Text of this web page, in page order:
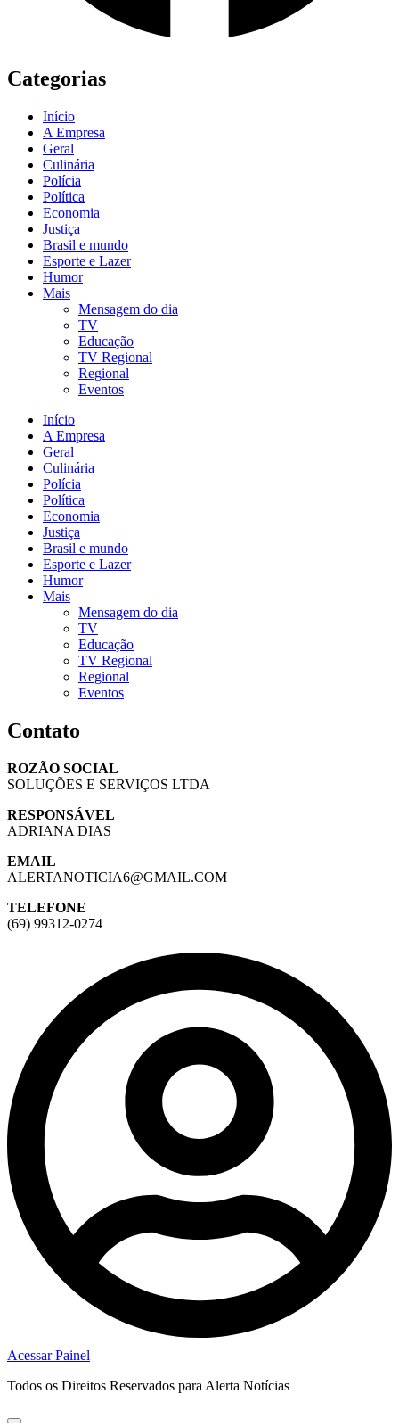
Categorias
Início
A Empresa
Geral
Culinária
Polícia
Política
Economia
Justiça
Brasil e mundo
Esporte e Lazer
Humor
Mais
Mensagem do dia
TV
Educação
TV Regional
Regional
Eventos
Início
A Empresa
Geral
Culinária
Polícia
Política
Economia
Justiça
Brasil e mundo
Esporte e Lazer
Humor
Mais
Mensagem do dia
TV
Educação
TV Regional
Regional
Eventos
Contato
ROZÃO SOCIAL
SOLUÇÕES E SERVIÇOS LTDA
RESPONSÁVEL
ADRIANA DIAS
EMAIL
ALERTANOTICIA6@GMAIL.COM
TELEFONE
(69) 99312-0274
Acessar Painel
Todos os Direitos Reservados para Alerta Notícias